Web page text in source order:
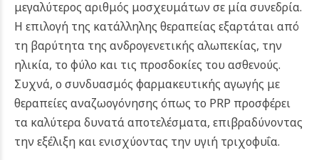
μεγαλύτερος αριθμός μοσχευμάτων σε μία συνεδρία.
Η επιλογή της κατάλληλης θεραπείας εξαρτάται από
τη βαρύτητα της ανδρογενετικής αλωπεκίας, την
ηλικία, το φύλο και τις προσδοκίες του ασθενούς.
Συχνά, ο συνδυασμός φαρμακευτικής αγωγής με
θεραπείες αναζωογόνησης όπως το PRP προσφέρει
τα καλύτερα δυνατά αποτελέσματα, επιβραδύνοντας
την εξέλιξη και ενισχύοντας την υγιή τριχοφυΐα.